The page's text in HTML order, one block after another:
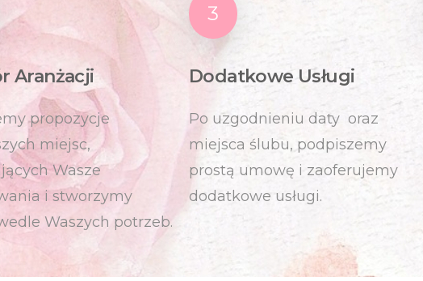
Aranżacji
propozycje
miejsc,
Wasze
i stworzymy
Waszych potrzeb.
3
Dodatkowe Usługi
Po uzgodnieniu daty oraz
miejsca ślubu, podpiszemy
prostą umowę i zaoferujemy
dodatkowe usługi.